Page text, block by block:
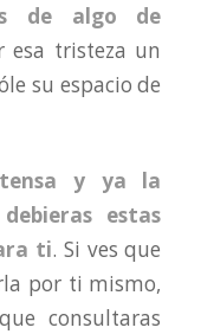
de algo de
esa tristeza un
su espacio de
y ya la
estas
ti. Si ves que
por ti mismo,
consultaras